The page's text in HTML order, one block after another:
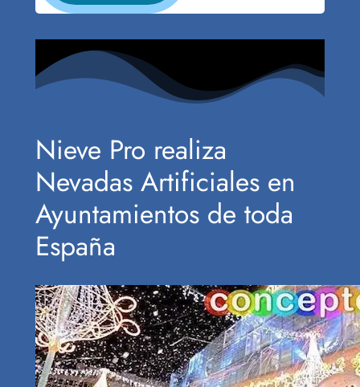
Nieve Pro realiza
Nevadas Artificiales en
Ayuntamientos de toda
España